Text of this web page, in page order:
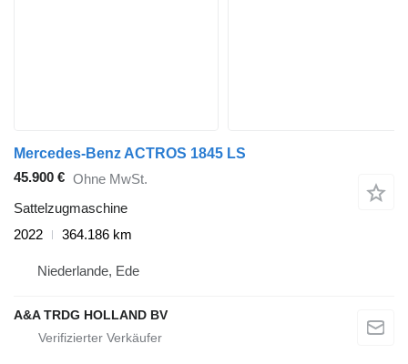
Mercedes-Benz ACTROS 1845 LS
45.900 € Ohne MwSt.
Sattelzugmaschine
2022
364.186 km
Niederlande, Ede
A&A TRDG HOLLAND BV